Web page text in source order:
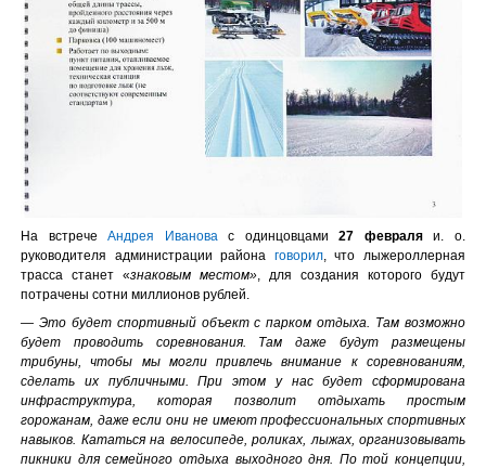
На встречеАндрея Иванова с одинцовцами27 февраляи. о.
руководителя администрации района говорил, что лыжероллерная
трасса станет «знаковым местом» , для создания которого будут
потрачены сотни миллионов рублей.
— Это будет спортивный объект с парком отдыха. Там возможно
будет проводить соревнования. Там даже будут размещены
трибуны, чтобы мы могли привлечь внимание к соревнованиям,
сделать их публичными. При этом у нас будет сформирована
инфраструктура, которая позволит отдыхать простым
горожанам, даже если они не имеют профессиональных спортивных
навыков. Кататься на велосипеде, роликах, лыжах, организовывать
пикники для семейного отдыха выходного дня. По той концепции,